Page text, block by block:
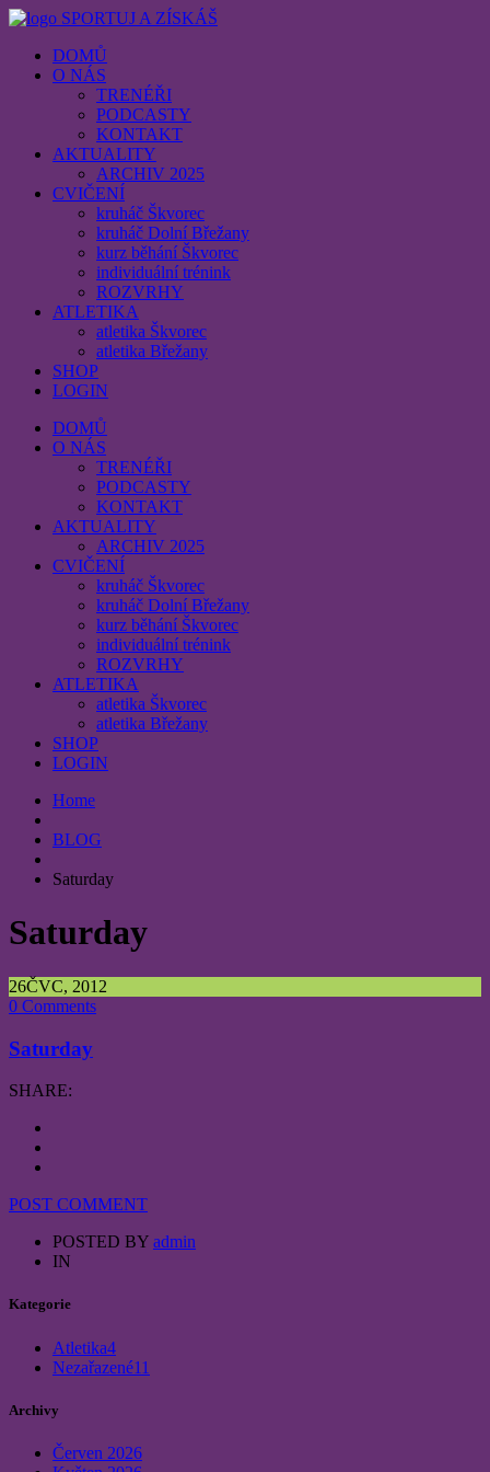
SPORTUJ A ZÍSKÁŠ
DOMŮ
O NÁS
TRENÉŘI
PODCASTY
KONTAKT
AKTUALITY
ARCHIV 2025
CVIČENÍ
kruháč Škvorec
kruháč Dolní Břežany
kurz běhání Škvorec
individuální trénink
ROZVRHY
ATLETIKA
atletika Škvorec
atletika Břežany
SHOP
LOGIN
DOMŮ
O NÁS
TRENÉŘI
PODCASTY
KONTAKT
AKTUALITY
ARCHIV 2025
CVIČENÍ
kruháč Škvorec
kruháč Dolní Břežany
kurz běhání Škvorec
individuální trénink
ROZVRHY
ATLETIKA
atletika Škvorec
atletika Břežany
SHOP
LOGIN
Home
BLOG
Saturday
Saturday
26ČVC, 2012
0 Comments
Saturday
SHARE:
POST COMMENT
POSTED BY admin
IN
Kategorie
Atletika4
Nezařazené11
Archivy
Červen 2026